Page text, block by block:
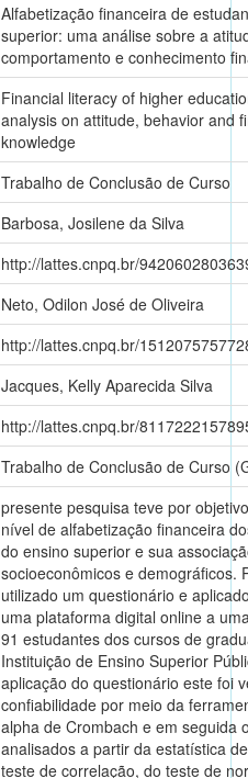
Alfabetização financeira de
superior: uma análise sobre a
comportamento e conhecimento
Financial literacy of higher
analysis on attitude, behavior and
knowledge
Trabalho de Conclusão de Curso
Barbosa, Josilene da Silva
http://lattes.cnpq.br/
Neto, Odilon José de Oliveira
http://lattes.cnpq.br/
Jacques, Kelly Aparecida Silva
http://lattes.cnpq.br/
Trabalho de Conclusão de Curso
presente pesquisa teve por
nível de alfabetização financeira
do ensino superior e sua
socioeconômicos e demográficos.
utilizado um questionário e
uma plataforma digital online a
91 estudantes dos cursos de
Instituição de Ensino Superior
aplicação do questionário este foi
confiabilidade por meio da
alpha de Crombach e em seguida
analisados a partir da estatística
teste de correlação, do teste de